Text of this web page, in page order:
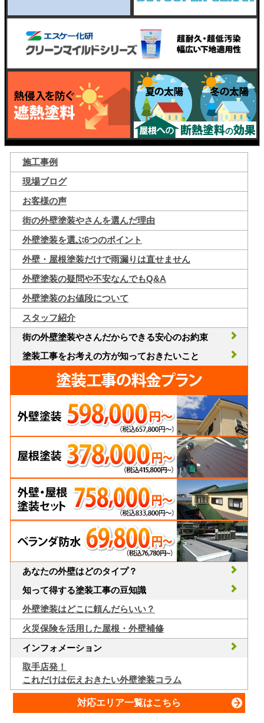
施工事例
現場ブログ
お客様の声
街の外壁塗装やさんを選んだ理由
外壁塗装を選ぶ6つのポイント
外壁・屋根塗装だけで雨漏りは直せません
外壁塗装の疑問や不安なんでもQ&A
外壁塗装のお値段について
スタッフ紹介
街の外壁塗装やさんだからできる安心のお約束
塗装工事をお考えの方が知っておきたいこと
あなたの外壁はどのタイプ？
知って得する塗装工事の豆知識
外壁塗装はどこに頼んだらいい？
火災保険を活用した屋根・外壁補修
インフォメーション
取手店発！
これだけは伝えおきたい外壁塗装コラム
対応エリア一覧はこちら